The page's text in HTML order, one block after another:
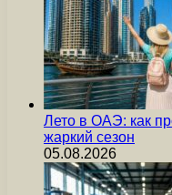
Лето в ОАЭ: как
жаркий сезон
05.08.2026